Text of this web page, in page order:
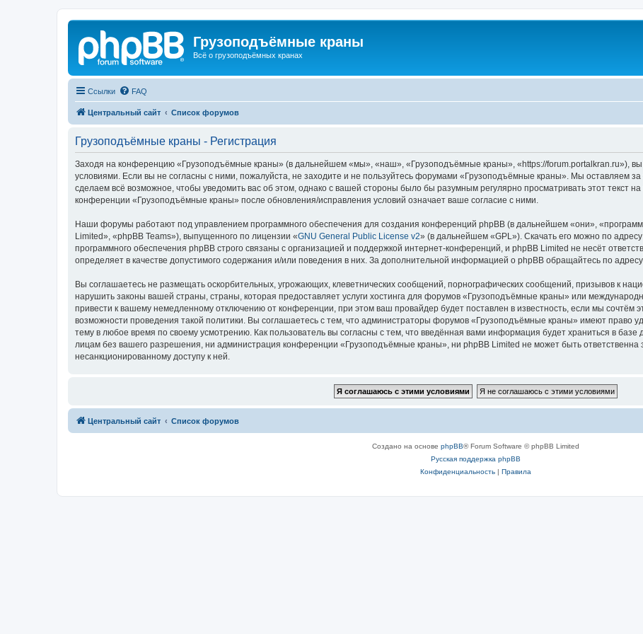
Грузоподъёмные краны
Всё о грузоподъёмных кранах
Ссылки FAQ
Центральный сайт Список форумов
Грузоподъёмные краны - Регистрация
Заходя на конференцию «Грузоподъёмные краны» (в дальнейшем «мы», «наш», «Грузоподъёмные краны», «https://forum.portalkran.ru»),
условиями. Если вы не согласны с ними, пожалуйста, не заходите и не пользуйтесь форумами «Грузоподъёмные краны». Мы оставляем
сделаем всё возможное, чтобы уведомить вас об этом, однако с вашей стороны было бы разумным регулярно просматривать этот текст
конференции «Грузоподъёмные краны» после обновления/исправления условий означает ваше согласие с ними.
Наши форумы работают под управлением программного обеспечения для создания конференций phpBB (в дальнейшем «они»,
Limited», «phpBB Teams»), выпущенного по лицензии «GNU General Public License v2» (в дальнейшем «GPL»). Скачать его можно по адресу
программного обеспечения phpBB строго связаны с организацией и поддержкой интернет-конференций, и phpBB Limited не несёт
определяет в качестве допустимого содержания и/или поведения в них. За дополнительной информацией о phpBB обращайтесь по адресу
Вы соглашаетесь не размещать оскорбительных, угрожающих, клеветнических сообщений, порнографических сообщений, призывов к
нарушить законы вашей страны, страны, которая предоставляет услуги хостинга для форумов «Грузоподъёмные краны» или
привести к вашему немедленному отключению от конференции, при этом ваш провайдер будет поставлен в известность, если мы сочтём
возможности проведения такой политики. Вы соглашаетесь с тем, что администраторы форумов «Грузоподъёмные краны» имеют право
тему в любое время по своему усмотрению. Как пользователь вы согласны с тем, что введённая вами информация будет храниться в
лицам без вашего разрешения, ни администрация конференции «Грузоподъёмные краны», ни phpBB Limited не может быть ответственна
несанкционированному доступу к ней.
Центральный сайт Список форумов
Создано на основе phpBB® Forum Software © phpBB Limited
Русская поддержка phpBB
Конфиденциальность| Правила